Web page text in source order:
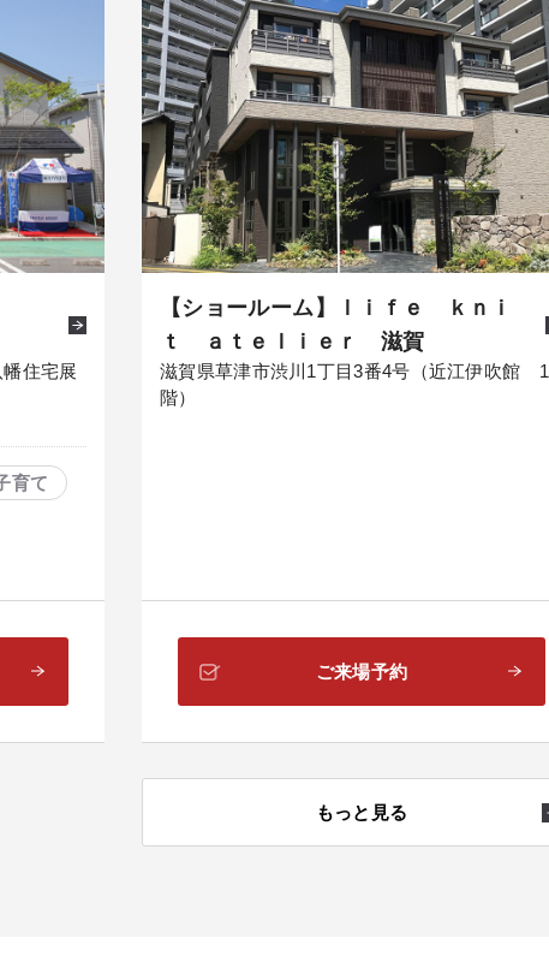
住宅展
育て
【ショールーム】ｌｉｆｅ ｋｎｉ
ｔ ａｔｅｌｉｅｒ 滋賀
滋賀県草津市渋川1丁目3番4号（近江伊吹館 1
階）
ご来場予約
もっと見る